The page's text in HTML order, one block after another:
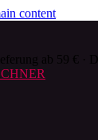
content